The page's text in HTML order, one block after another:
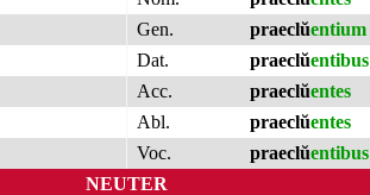
Gen.
praeclŭentium
Dat.
praeclŭentibus
Acc.
praeclŭentes
Abl.
praeclŭentes
Voc.
praeclŭentibus
NEUTER